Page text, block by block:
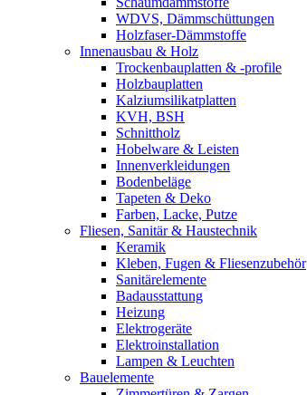
WDVS, Dämmschüttungen
Holzfaser-Dämmstoffe
Innenausbau & Holz
Trockenbauplatten & -profile
Holzbauplatten
Kalziumsilikatplatten
KVH, BSH
Schnittholz
Hobelware & Leisten
Innenverkleidungen
Bodenbeläge
Tapeten & Deko
Farben, Lacke, Putze
Fliesen, Sanitär & Haustechnik
Keramik
Kleben, Fugen & Fliesenzubehör
Sanitärelemente
Badausstattung
Heizung
Elektrogeräte
Elektroinstallation
Lampen & Leuchten
Bauelemente